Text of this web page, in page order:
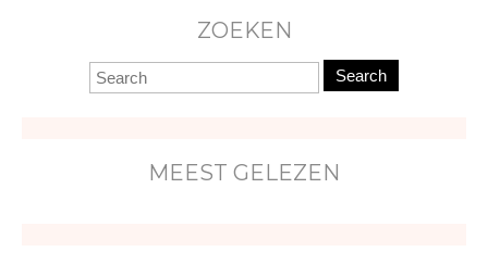
ZOEKEN
Search
MEEST GELEZEN